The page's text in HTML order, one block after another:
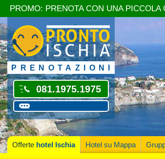
PRENOTAZIONI
081.1975.1975
Offerte hotel Ischia Hotel su Mappa
PROMO: PRENOTA CON UNA PICCOLA